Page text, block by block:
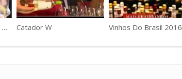
Degustación Waqar en Hotel W Catador W Vinhos Do Brasil 2016